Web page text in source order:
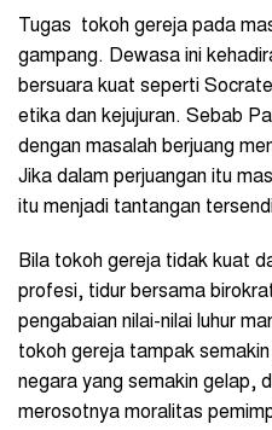
Tugas tokoh gereja pada
gampang. Dewasa ini
bersuara kuat seperti
etika dan kejujuran. Sebab
dengan masalah berjuang
Jika dalam perjuangan itu
itu menjadi tantangan
Bila tokoh gereja tidak kuat
profesi, tidur bersama
pengabaian nilai-nilai luhur
tokoh gereja tampak
negara yang semakin gelap,
merosotnya moralitas